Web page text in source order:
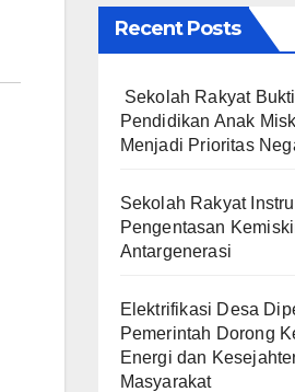
Recent Posts
Sekolah Rakyat
Pendidikan Anak
Menjadi Prioritas
Sekolah Rakyat
Pengentasan
Antargenerasi
Elektrifikasi Desa
Pemerintah Dorong
Energi dan
Masyarakat